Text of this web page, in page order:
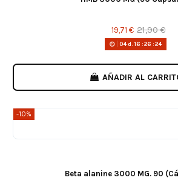
19,71 € 21,90 €
04d. 16 :26 :24
AÑADIR AL
-10%
Beta alanine 3000 MG. 90